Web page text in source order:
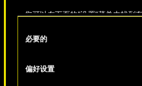
您可以在下面的"设置"菜单中找到
好。一旦您了解了其中的内容并准
必要的
偏好设置
《赛博朋克